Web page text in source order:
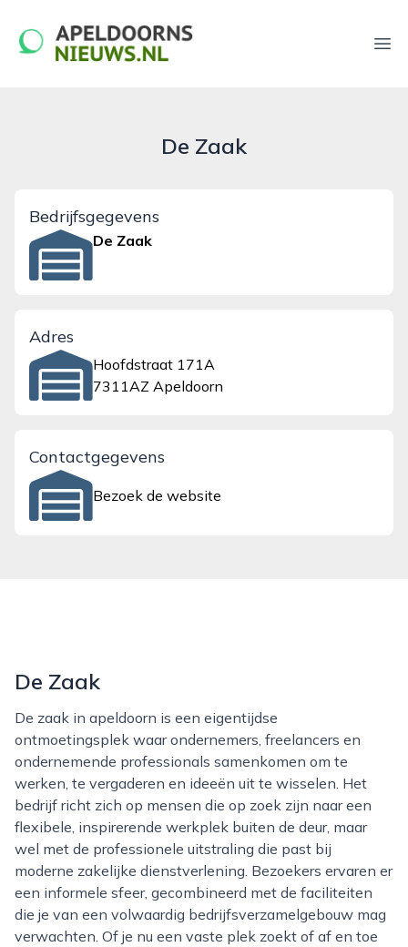
apeldoornsnieuws.nl
De Zaak
Bedrijfsgegevens
De Zaak
Adres
Hoofdstraat 171A
7311AZ Apeldoorn
Contactgegevens
Bezoek de website
De Zaak
De zaak in apeldoorn is een eigentijdse
ontmoetingsplek waar ondernemers, freelancers en
ondernemende professionals samenkomen om te
werken, te vergaderen en ideeën uit te wisselen. Het
bedrijf richt zich op mensen die op zoek zijn naar een
flexibele, inspirerende werkplek buiten de deur, maar
wel met de professionele uitstraling die past bij
moderne zakelijke dienstverlening. Bezoekers ervaren er
een informele sfeer, gecombineerd met de faciliteiten
die je van een volwaardig bedrijfsverzamelgebouw mag
verwachten. Of je nu een vaste plek zoekt of af en toe